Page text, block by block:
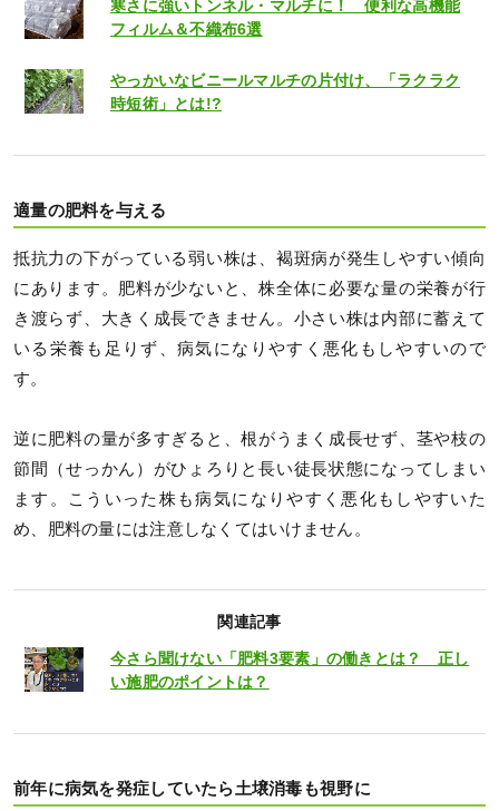
寒さに強いトンネル・マルチに！ 便利な高機能
フィルム＆不織布6選
やっかいなビニールマルチの片付け、「ラクラク
時短術」とは!?
適量の肥料を与える
抵抗力の下がっている弱い株は、褐斑病が発生しやすい傾向
にあります。肥料が少ないと、株全体に必要な量の栄養が行
き渡らず、大きく成長できません。小さい株は内部に蓄えて
いる栄養も足りず、病気になりやすく悪化もしやすいので
す。
逆に肥料の量が多すぎると、根がうまく成長せず、茎や枝の
節間（せっかん）がひょろりと長い徒長状態になってしまい
ます。こういった株も病気になりやすく悪化もしやすいた
め、肥料の量には注意しなくてはいけません。
関連記事
今さら聞けない「肥料3要素」の働きとは？ 正し
い施肥のポイントは？
前年に病気を発症していたら土壌消毒も視野に